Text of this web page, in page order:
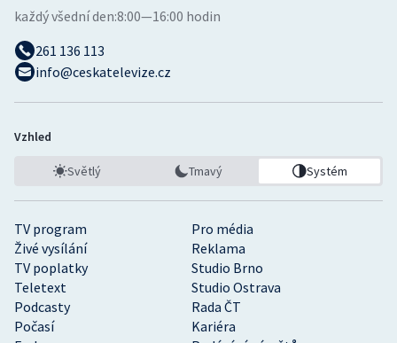
TV program
Pro média
Živé vysílání
Reklama
TV poplatky
Studio Brno
Teletext
Studio Ostrava
Podcasty
Rada ČT
Počasí
Kariéra
každý všední den:8:00—16:00 hodin
261 136 113
info@ceskatelevize.cz
Vzhled
Světlý Tmavý Systém